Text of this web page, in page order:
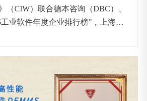
（CIW）联合德本咨询（DBC）、
工业软件年度企业排行榜”，上海积
司成功入选。